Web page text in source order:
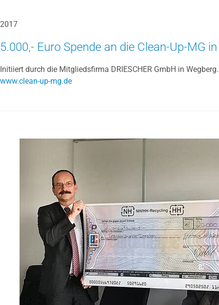
2017
5.000,- Euro Spende an die Clean-Up-MG
Initiiert durch die Mitgliedsfirma DRIESCHER GmbH in
www.clean-up-mg.de